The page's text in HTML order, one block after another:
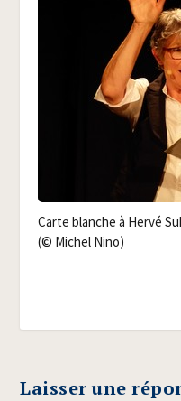
Carte blanche à Her­vé
(© Michel Nino)
Laisser une